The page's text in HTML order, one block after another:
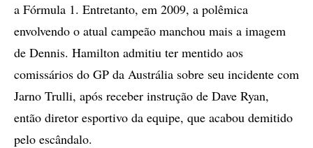
a Fórmula 1. Entretanto, em 2009, a polêmica
envolvendo o atual campeão manchou mais a imagem
de Dennis. Hamilton admitiu ter mentido aos
comissários do GP da Austrália sobre seu incidente com
Jarno Trulli, após receber instrução de Dave Ryan,
então diretor esportivo da equipe, que acabou demitido
pelo escândalo.